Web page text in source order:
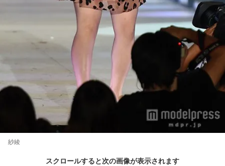
紗綾
スクロールすると次の画像が表示されます